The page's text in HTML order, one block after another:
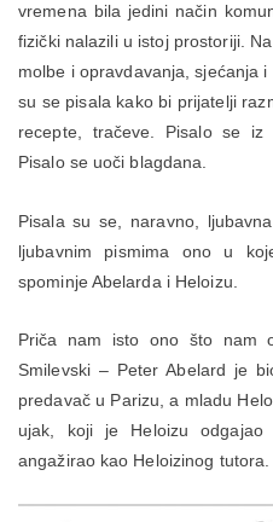
vremena bila jedini način
fizički nalazili u istoj prostoriji.
molbe i opravdavanja, sjećanja
su se pisala kako bi prijatelji
recepte, tračeve. Pisalo se
Pisalo se uoči blagdana.
Pisala su se, naravno,
ljubavnim pismima ono u
spominje Abelarda i Heloizu.
Priča nam isto ono što nam
Smilevski – Peter Abelard je
predavač u Parizu, a mladu
ujak, koji je Heloizu odgajao
angažirao kao Heloizinog tutora.